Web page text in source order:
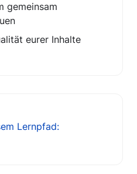
gemeinsam
eurer Inhalte
Lernpfad: